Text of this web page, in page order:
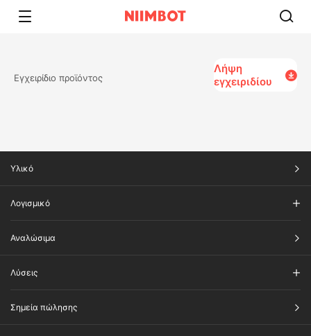
Εγχειρίδιο προϊόντος
Λήψη
εγχειριδίου
Υλικό
Λογισμικό
Αναλώσιμα
Λύσεις
Σημεία πώλησης